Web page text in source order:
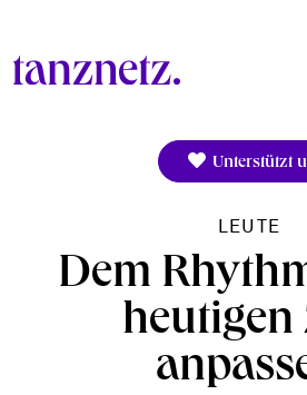
Unterstützt
LEUTE
Dem
heutigen